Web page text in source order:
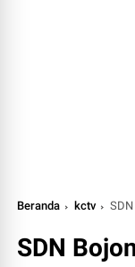
Beranda kctv SDN
SDN